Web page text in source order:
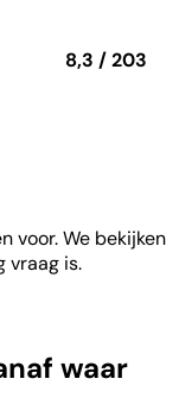
8,3 / 203
voor. We bekijken
vraag is.
waar